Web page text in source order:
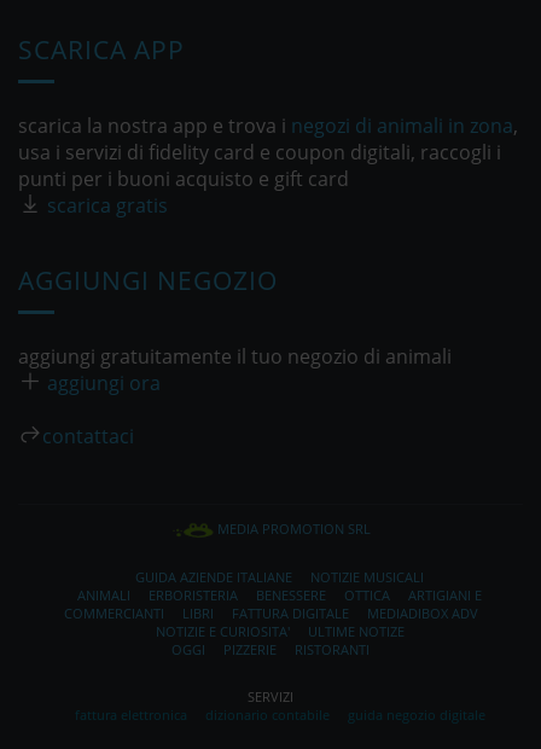
SCARICA APP
scarica la nostra app e trova i negozi di animali in zona,
usa i servizi di fidelity card e coupon digitali, raccogli i
punti per i buoni acquisto e gift card
scarica gratis
AGGIUNGI NEGOZIO
aggiungi gratuitamente il tuo negozio di animali
aggiungi ora
contattaci
MEDIA PROMOTION SRL
GUIDA AZIENDE ITALIANE
NOTIZIE MUSICALI
ANIMALI
ERBORISTERIA BENESSERE OTTICA
ARTIGIANI E
COMMERCIANTI
LIBRI FATTURA DIGITALE
MEDIADIBOX ADV
NOTIZIE E CURIOSITA'
ULTIME NOTIZE
OGGI
PIZZERIE RISTORANTI
SERVIZI
fattura elettronica
dizionario contabile guida negozio digitale